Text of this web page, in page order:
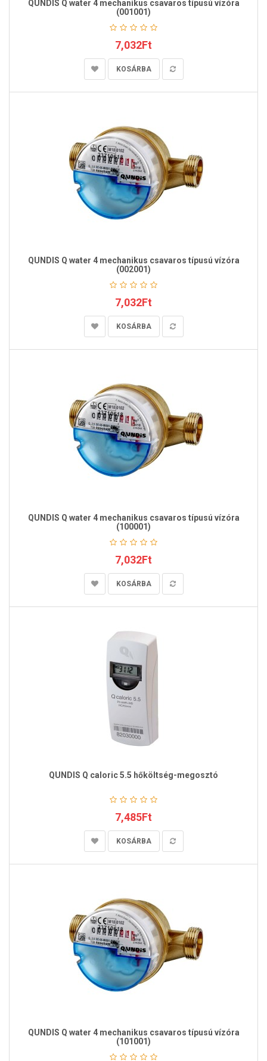
QUNDIS Q water 4 mechanikus csavaros típusú vízóra
(001001)
7,032Ft
KOSÁRBA
QUNDIS Q water 4 mechanikus csavaros típusú vízóra
(002001)
7,032Ft
KOSÁRBA
QUNDIS Q water 4 mechanikus csavaros típusú vízóra
(100001)
7,032Ft
KOSÁRBA
QUNDIS Q caloric 5.5 hőköltség-megosztó
7,485Ft
KOSÁRBA
QUNDIS Q water 4 mechanikus csavaros típusú vízóra
(101001)